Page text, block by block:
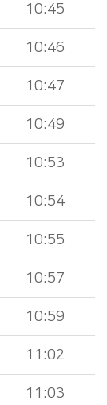
10:45
10:46
10:47
10:49
10:53
10:54
10:55
10:57
10:59
11:02
11:03